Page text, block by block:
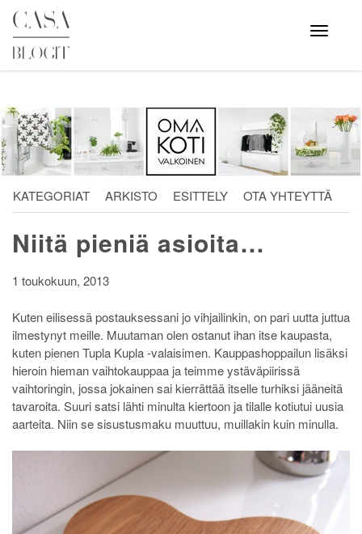
Skip
content
Avaa
valikko
KATEGORIAT ARKISTO ESITTELY OTA YHTEYTTÄ
Niitä pieniä asioita…
1 toukokuun, 2013
Kuten eilisessä postauksessani jo vihjailinkin, on pari uutta juttua
ilmestynyt meille. Muutaman olen ostanut ihan itse kaupasta,
kuten pienen Tupla Kupla -valaisimen. Kauppashoppailun lisäksi
hieroin hieman vaihtokauppaa ja teimme ystäväpiirissä
vaihtoringin, jossa jokainen sai kierrättää itselle turhiksi jääneitä
tavaroita. Suuri satsi lähti minulta kiertoon ja tilalle kotiutui uusia
aarteita. Niin se sisustusmaku muuttuu, muillakin kuin minulla.